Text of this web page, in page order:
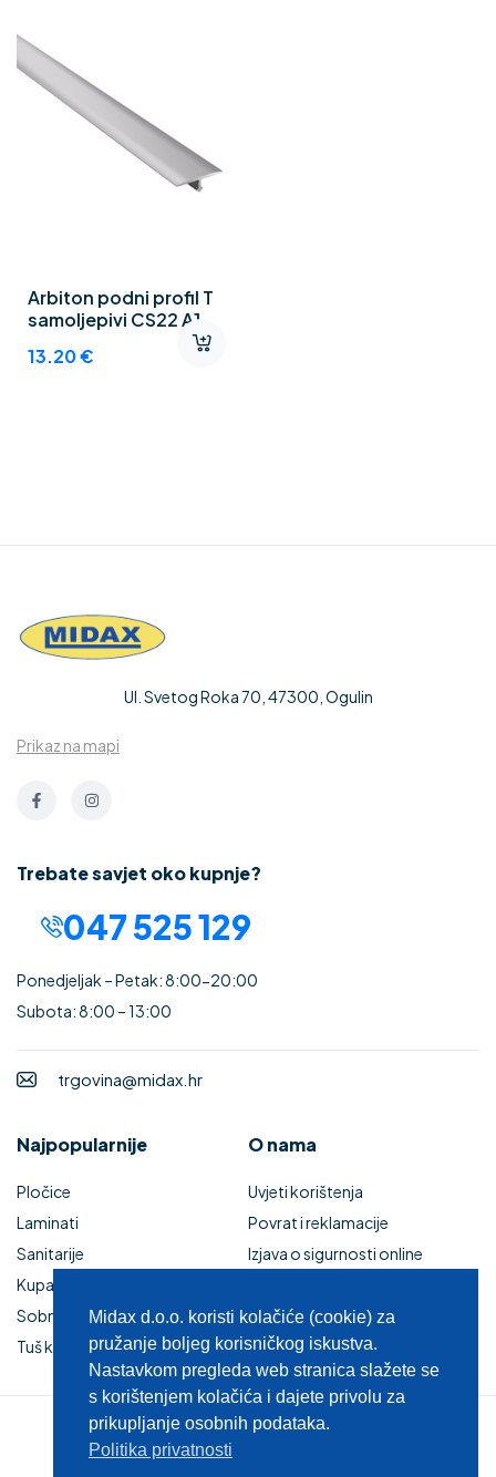
Arbiton podni profil T
samoljepivi CS22 A1
13.20€
Ul. Svetog Roka 70, 47300, Ogulin
Prikaz na mapi
Trebate savjet oko kupnje?
047 525 129
Ponedjeljak – Petak: 8:00-20:00
Subota: 8:00 – 13:00
trgovina@midax.hr
Najpopularnije
Pločice
Laminati
Sanitarije
Kupaonski namještaj
Sobna vrata
Tuš kabine i kade
O nama
Uvjeti korištenja
Povrat i reklamacije
Izjava o sigurnosti online
Kupaonski namještaj
Zaštita privatnosti
© 2025 MIDAX d.o.o.
Midax d.o.o. koristi kolačiće (cookie) za
pružanje boljeg korisničkog iskustva.
Nastavkom pregleda web stranica slažete se
s korištenjem kolačića i dajete privolu za
prikupljanje osobnih podataka.
Politika privatnosti